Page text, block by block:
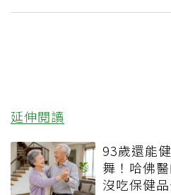
延伸閱讀
93歲還能
舞！哈佛
沒吃保健